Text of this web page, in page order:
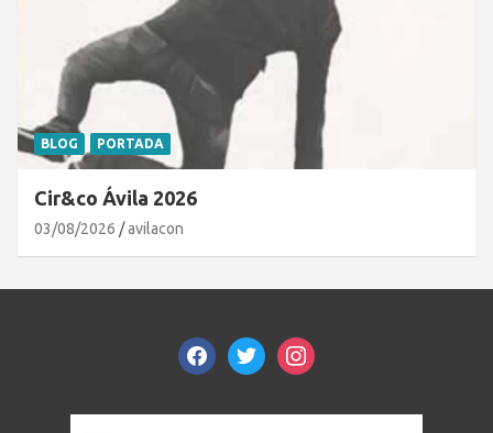
BLOG PORTADA
Cir&co Ávila 2026
03/08/2026 avilacon
facebooktwitterinstagram